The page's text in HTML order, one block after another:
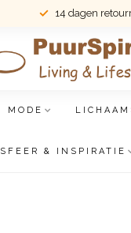
14 dagen
MODE
SFEER & INSPIRATIE